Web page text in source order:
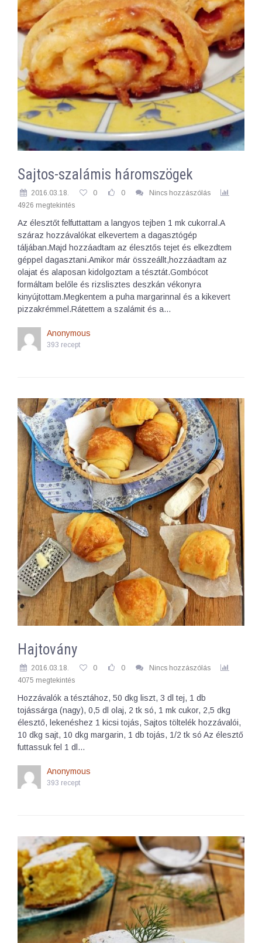
Sajtos-szalámis háromszögek
2016.03.18. 0 0
Nincs hozzászólás
4926 megtekintés
Az élesztőt felfuttattam a langyos tejben 1 mk cukorral.A
száraz hozzávalókat elkevertem a dagasztógép
táljában.Majd hozzáadtam az élesztős tejet és elkezdtem
géppel dagasztani.Amikor már összeállt,hozzáadtam az
olajat és alaposan kidolgoztam a tésztát.Gombócot
formáltam belőle és rizslisztes deszkán vékonyra
kinyújtottam.Megkentem a puha margarinnal és a kikevert
pizzakrémmel.Rátettem a szalámit és a…
Anonymous
393 recept
Hajtovány
2016.03.18. 0 0
Nincs hozzászólás
4075 megtekintés
Hozzávalók a tésztához, 50 dkg liszt, 3 dl tej, 1 db
tojássárga (nagy), 0,5 dl olaj, 2 tk só, 1 mk cukor, 2,5 dkg
élesztő, lekenéshez 1 kicsi tojás, Sajtos töltelék hozzávalói,
10 dkg sajt, 10 dkg margarin, 1 db tojás, 1/2 tk só Az élesztő
futtassuk fel 1 dl…
Anonymous
393 recept